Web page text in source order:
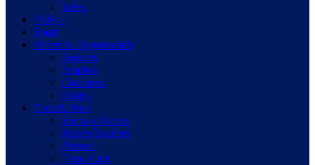
Idées
Vidéos
Sport
Offres & Opportunités
Bourses
Emplois
Concours
Stages
Tech & Web
Success Stories
Jeunes Leaders
Patrons
Togo Stars